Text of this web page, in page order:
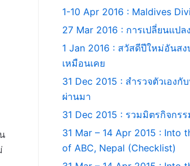
1-10 Apr 2016 : Maldives
27 Mar 2016 : การเปลี่ยนแปลง
1 Jan 2016 : สวัสดีปีใหม่อันสง
เหมือนเคย
31 Dec 2015 : สำรวจตัวเองกั
ผ่านมา
31 Dec 2015 : รวมมิตรกิจกร
31 Mar – 14 Apr 2015 : Into
of ABC, Nepal (Checklist)